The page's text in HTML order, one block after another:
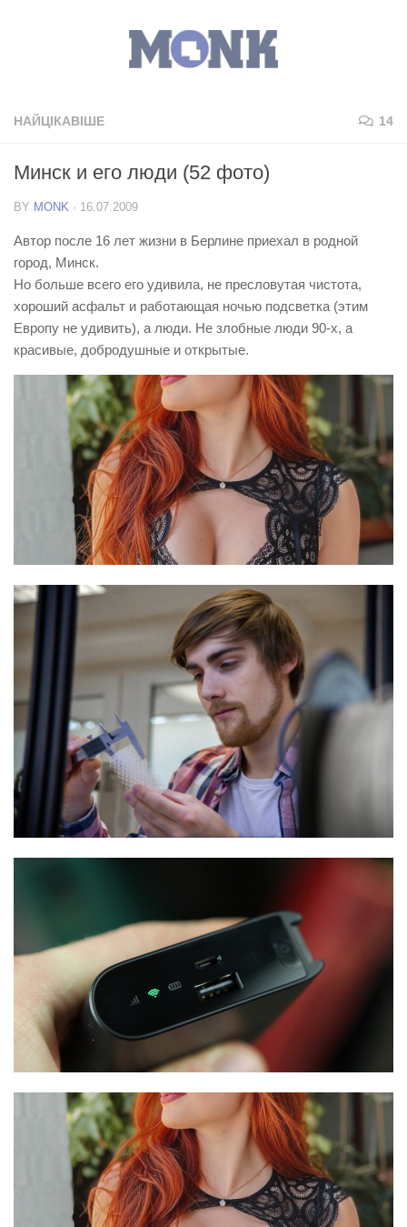
НАЙЦІКАВІШЕ 14
Минск и его люди (52 фото)
BY MONK · 16.07.2009
Автор после 16 лет жизни в Берлине приехал в родной
город, Минск.
Но больше всего его удивила, не пресловутая чистота,
хороший асфальт и работающая ночью подсветка (этим
Европу не удивить), а люди. Не злобные люди 90-х, а
красивые, добродушные и открытые.